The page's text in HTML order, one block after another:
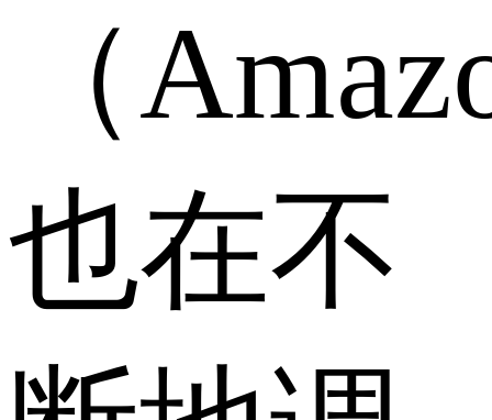
（
也在不